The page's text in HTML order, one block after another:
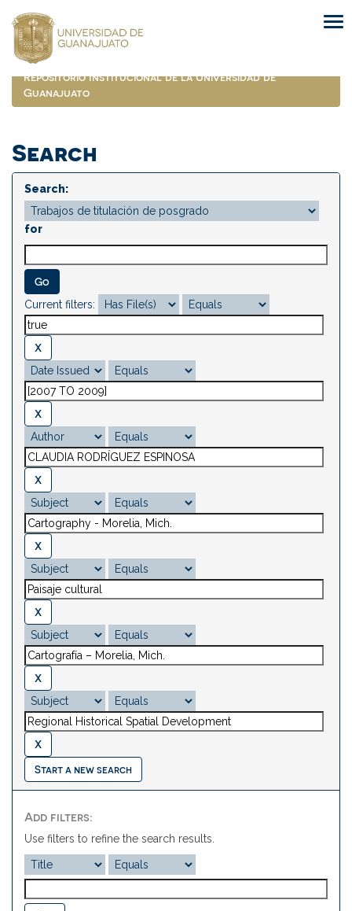
navigation
Repositorio Institucional de la Universidad de
Guanajuato
Search
Search:
for
Current filters:
Start a new search
Add filters:
Use filters to refine the search results.